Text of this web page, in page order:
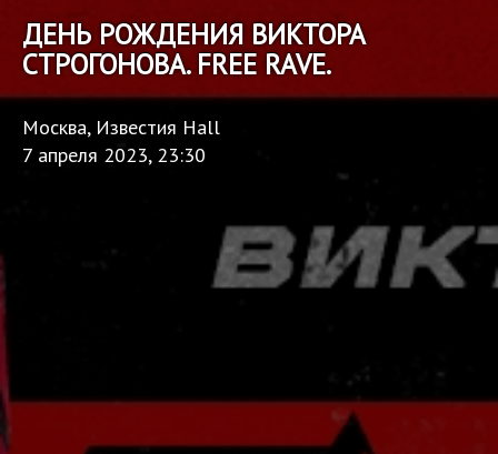
ДЕНЬ РОЖДЕНИЯ ВИКТОРА
СТРОГОНОВА. FREE RAVE.
Москва, Известия Hall
7 апреля 2023, 23:30